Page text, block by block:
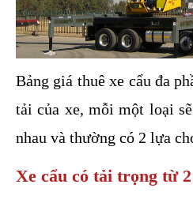
Bảng giá thuê xe cẩu đa
tải của xe, mỗi một loại
nhau và thường có 2 lựa
Xe cẩu có tải trọng từ